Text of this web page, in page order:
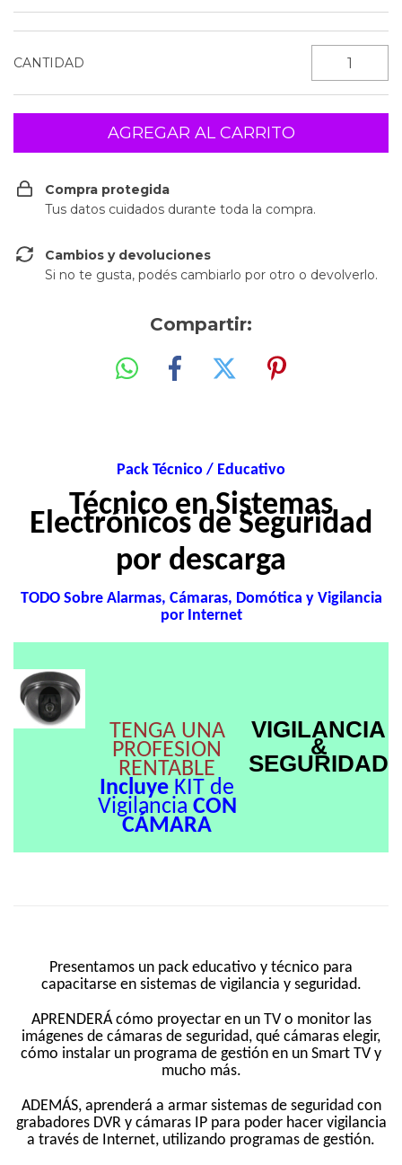
CANTIDAD
Compra protegida
Tus datos cuidados durante toda la compra.
Cambios y devoluciones
Si no te gusta, podés cambiarlo por otro o devolverlo.
Compartir:
Pack Técnico / Educativo
Técnico en Sistemas
Electrónicos de Seguridad
por descarga
TODO Sobre Alarmas, Cámaras, Domótica y Vigilancia
por Internet
TENGA UNA
PROFESION
RENTABLE
Incluye KIT de
Vigilancia CON
CÁMARA
VIGILANCIA
&
SEGURIDAD
Presentamos un pack educativo y técnico para
capacitarse en sistemas de vigilancia y seguridad.
APRENDERÁ cómo proyectar en un TV o monitor las
imágenes de cámaras de seguridad, qué cámaras elegir,
cómo instalar un programa de gestión en un Smart TV y
mucho más.
ADEMÁS, aprenderá a armar sistemas de seguridad con
grabadores DVR y cámaras IP para poder hacer vigilancia
a través de Internet, utilizando programas de gestión.